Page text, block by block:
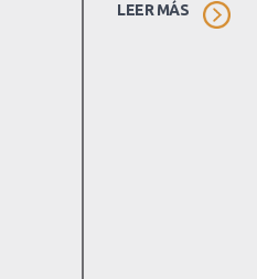
LEER MÁS